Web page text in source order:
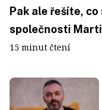
Pak ale řešíte,
společnosti
15 minut čtení